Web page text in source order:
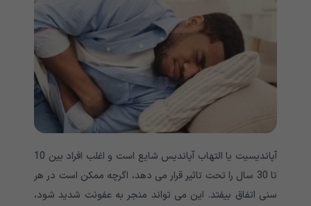
آپاندیسیت یا التهاب آپاندیس شایع است و اغلب افراد بین 10
تا 30 سال را تحت تاثیر قرار می دهد، اگرچه ممکن است در هر
سنی اتفاق بیفتد. این می تواند منجر به عفونت شدید شود،